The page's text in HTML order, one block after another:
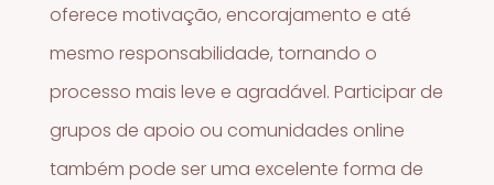
oferece motivação, encorajamento e até
mesmo responsabilidade, tornando o
processo mais leve e agradável. Participar de
grupos de apoio ou comunidades online
também pode ser uma excelente forma de